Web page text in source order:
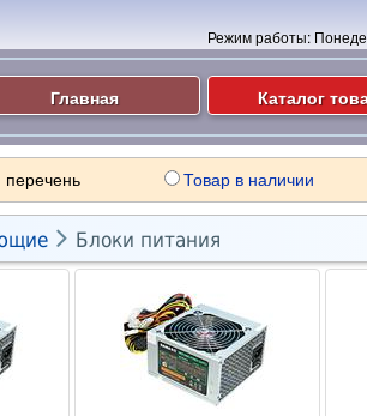
Режим работы:
Главная Каталог
Товар в наличии
 Блоки питания